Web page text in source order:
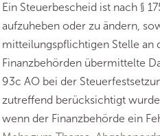
Ein Steuerbescheid ist nach §
aufzuheben oder zu ändern,
mitteilungspflichtigen Stelle an
Finanzbehörden übermittelte
93c AO bei der
zutreffend berücksichtigt
wenn der Finanzbehörde ein